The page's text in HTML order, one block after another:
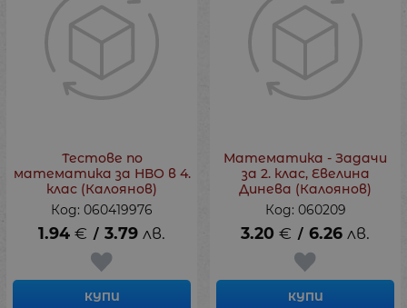
Тестове по
математика за НВО в 4.
клас (Калоянов)
Код: 060419976
1.94 € / 3.79 лв.
КУПИ
Математика - Задачи
за 2. клас, Евелина
Динева (Калоянов)
Код: 060209
3.20 € / 6.26 лв.
КУПИ